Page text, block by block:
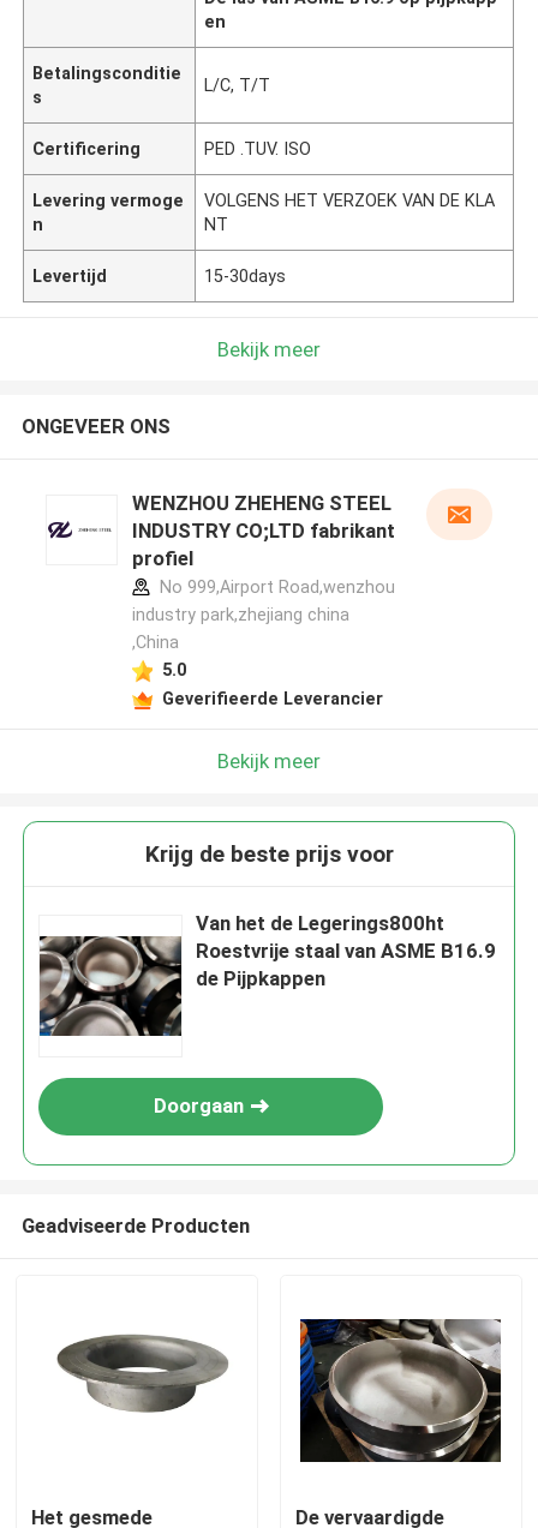
Huis
en
Betalingsconditie
s
L/C, T/T
Certificering PED .TUV. ISO
Levering vermoge
n
VOLGENS HET VERZOEK VAN DE KLA
NT
Levertijd 15-30days
Bekijk meer
ONGEVEER ONS
WENZHOU ZHEHENG STEEL
INDUSTRY CO;LTD fabrikant
profiel
No 999,Airport Road,wenzhou
industry park,zhejiang china
,China
5.0
Geverifieerde Leverancier
Bekijk meer
Krijg de beste prijs voor
Van het de Legerings800ht
Roestvrije staal van ASME B16.9
de Pijpkappen
Doorgaan
Geadviseerde Producten
Het gesmede
De vervaardigde